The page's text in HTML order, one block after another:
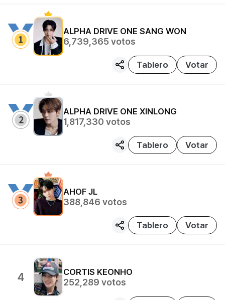
ALPHA DRIVE ONE SANG WON
6,739,365votos
Tablero Votar
ALPHA DRIVE ONE XINLONG
1,817,330 votos
Tablero Votar
AHOF JL
388,846 votos
Tablero Votar
4 CORTIS KEONHO
252,289 votos